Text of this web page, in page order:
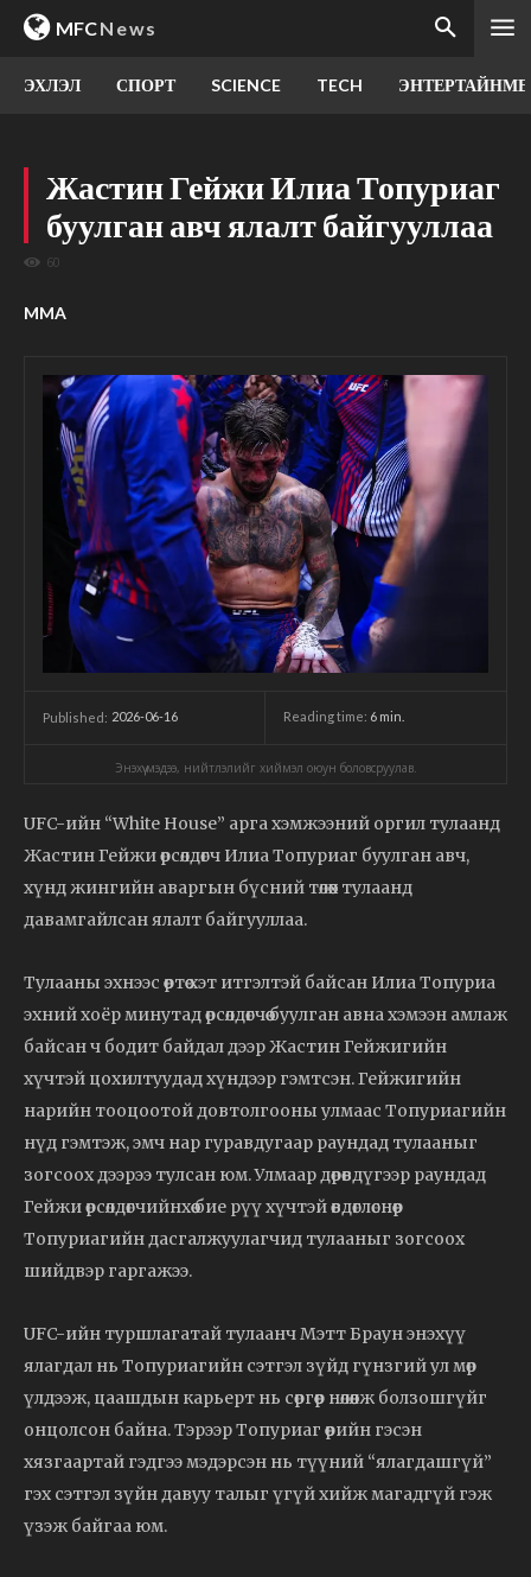
MFCNews
ЭХЛЭЛ СПОРТ SCIENCE TECH
Жастин Гейжи Илиа Топуриаг
буулган авч ялалт байгууллаа
60
MMA
Published: 2026-06-16 Reading time: 6 min.
Энэхүү мэдээ, нийтлэлийг хиймэл оюун боловсруулав.
UFC-ийн “White House” арга хэмжээний оргил тулаанд
Жастин Гейжи өрсөлдөгч Илиа Топуриаг буулган авч,
хүнд жингийн аваргын бүсний төлөөх тулаанд
давамгайлсан ялалт байгууллаа.
Тулааны эхнээс өөртөө хэт итгэлтэй байсан Илиа Топуриа
эхний хоёр минутад өрсөлдөгчөө буулган авна хэмээн амлаж
байсан ч бодит байдал дээр Жастин Гейжигийн
хүчтэй цохилтуудад хүндээр гэмтсэн. Гейжигийн
нарийн тооцоотой довтолгооны улмаас Топуриагийн
нүд гэмтэж, эмч нар гуравдугаар раундад тулааныг
зогсоох дээрээ тулсан юм. Улмаар дөрөвдүгээр раундад
Гейжи өрсөлдөгчийнхөө бие рүү хүчтэй өвдөглөснөөр
Топуриагийн дасгалжуулагчид тулааныг зогсоох
шийдвэр гаргажээ.
UFC-ийн туршлагатай тулаанч Мэтт Браун энэхүү
ялагдал нь Топуриагийн сэтгэл зүйд гүнзгий ул мөр
үлдээж, цаашдын карьерт нь сөргөөр нөлөөлж болзошгүйг
онцолсон байна. Тэрээр Топуриаг өөрийн гэсэн
хязгаартай гэдгээ мэдэрсэн нь түүний “ялагдашгүй”
гэх сэтгэл зүйн давуу талыг үгүй хийж магадгүй гэж
үзэж байгаа юм.